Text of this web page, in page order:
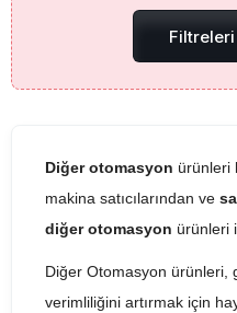
Diğer otomasyon ürünleri
makina satıcılarından ve
diğer otomasyon ürünleri
Diğer Otomasyon ürünleri,
verimliliğini artırmak için